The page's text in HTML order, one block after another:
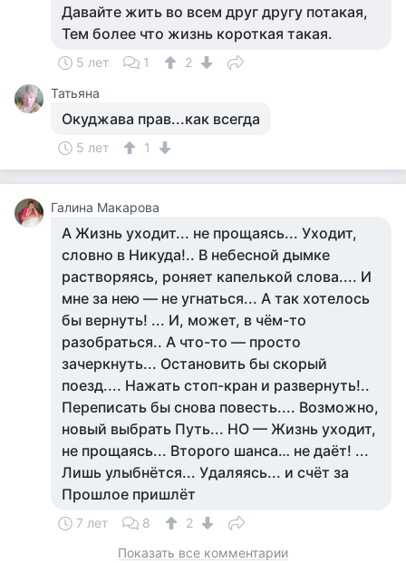
Давайте жить во всем друг другу потакая,
Тем более что жизнь короткая такая.
5 лет 1
2
Татьяна
Окуджава прав...как всегда
5 лет 1
Галина Макарова
А Жизнь уходит... не прощаясь... Уходит,
словно в Никуда!.. В небесной дымке
растворяясь, роняет капелькой слова.... И
мне за нею — не угнаться... А так хотелось
бы вернуть! ... И, может, в чём-то
разобраться.. А что-то — просто
зачеркнуть... Остановить бы скорый
поезд.... Нажать стоп-кран и развернуть!..
Переписать бы снова повесть.... Возможно,
новый выбрать Путь... НО — Жизнь уходит,
не прощаясь... Второго шанса… не даёт! ...
Лишь улыбнётся... Удаляясь... и счёт за
Прошлое пришлёт
7 лет 8
2
Показать все комментарии